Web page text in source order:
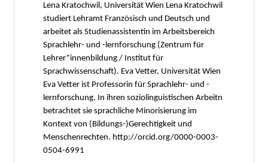
Lena Kratochwil, Universität Wien Lena Kratochwil
studiert Lehramt Französisch und Deutsch und
arbeitet als Studienassistentin im Arbeitsbereich
Sprachlehr- und -lernforschung (Zentrum für
Lehrer*innenbildung / Institut für
Sprachwissenschaft). Eva Vetter, Universität Wien
Eva Vetter ist Professorin für Sprachlehr- und -
lernforschung. In ihren soziolinguistischen Arbeitn
betrachtet sie sprachliche Minorisierung im
Kontext von (Bildungs-)Gerechtigkeit und
Menschenrechten. http://orcid.org/0000-0003-
0504-6991